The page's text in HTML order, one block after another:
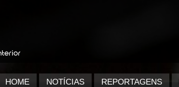
HOME NOTÍCIAS REPORTAGENS